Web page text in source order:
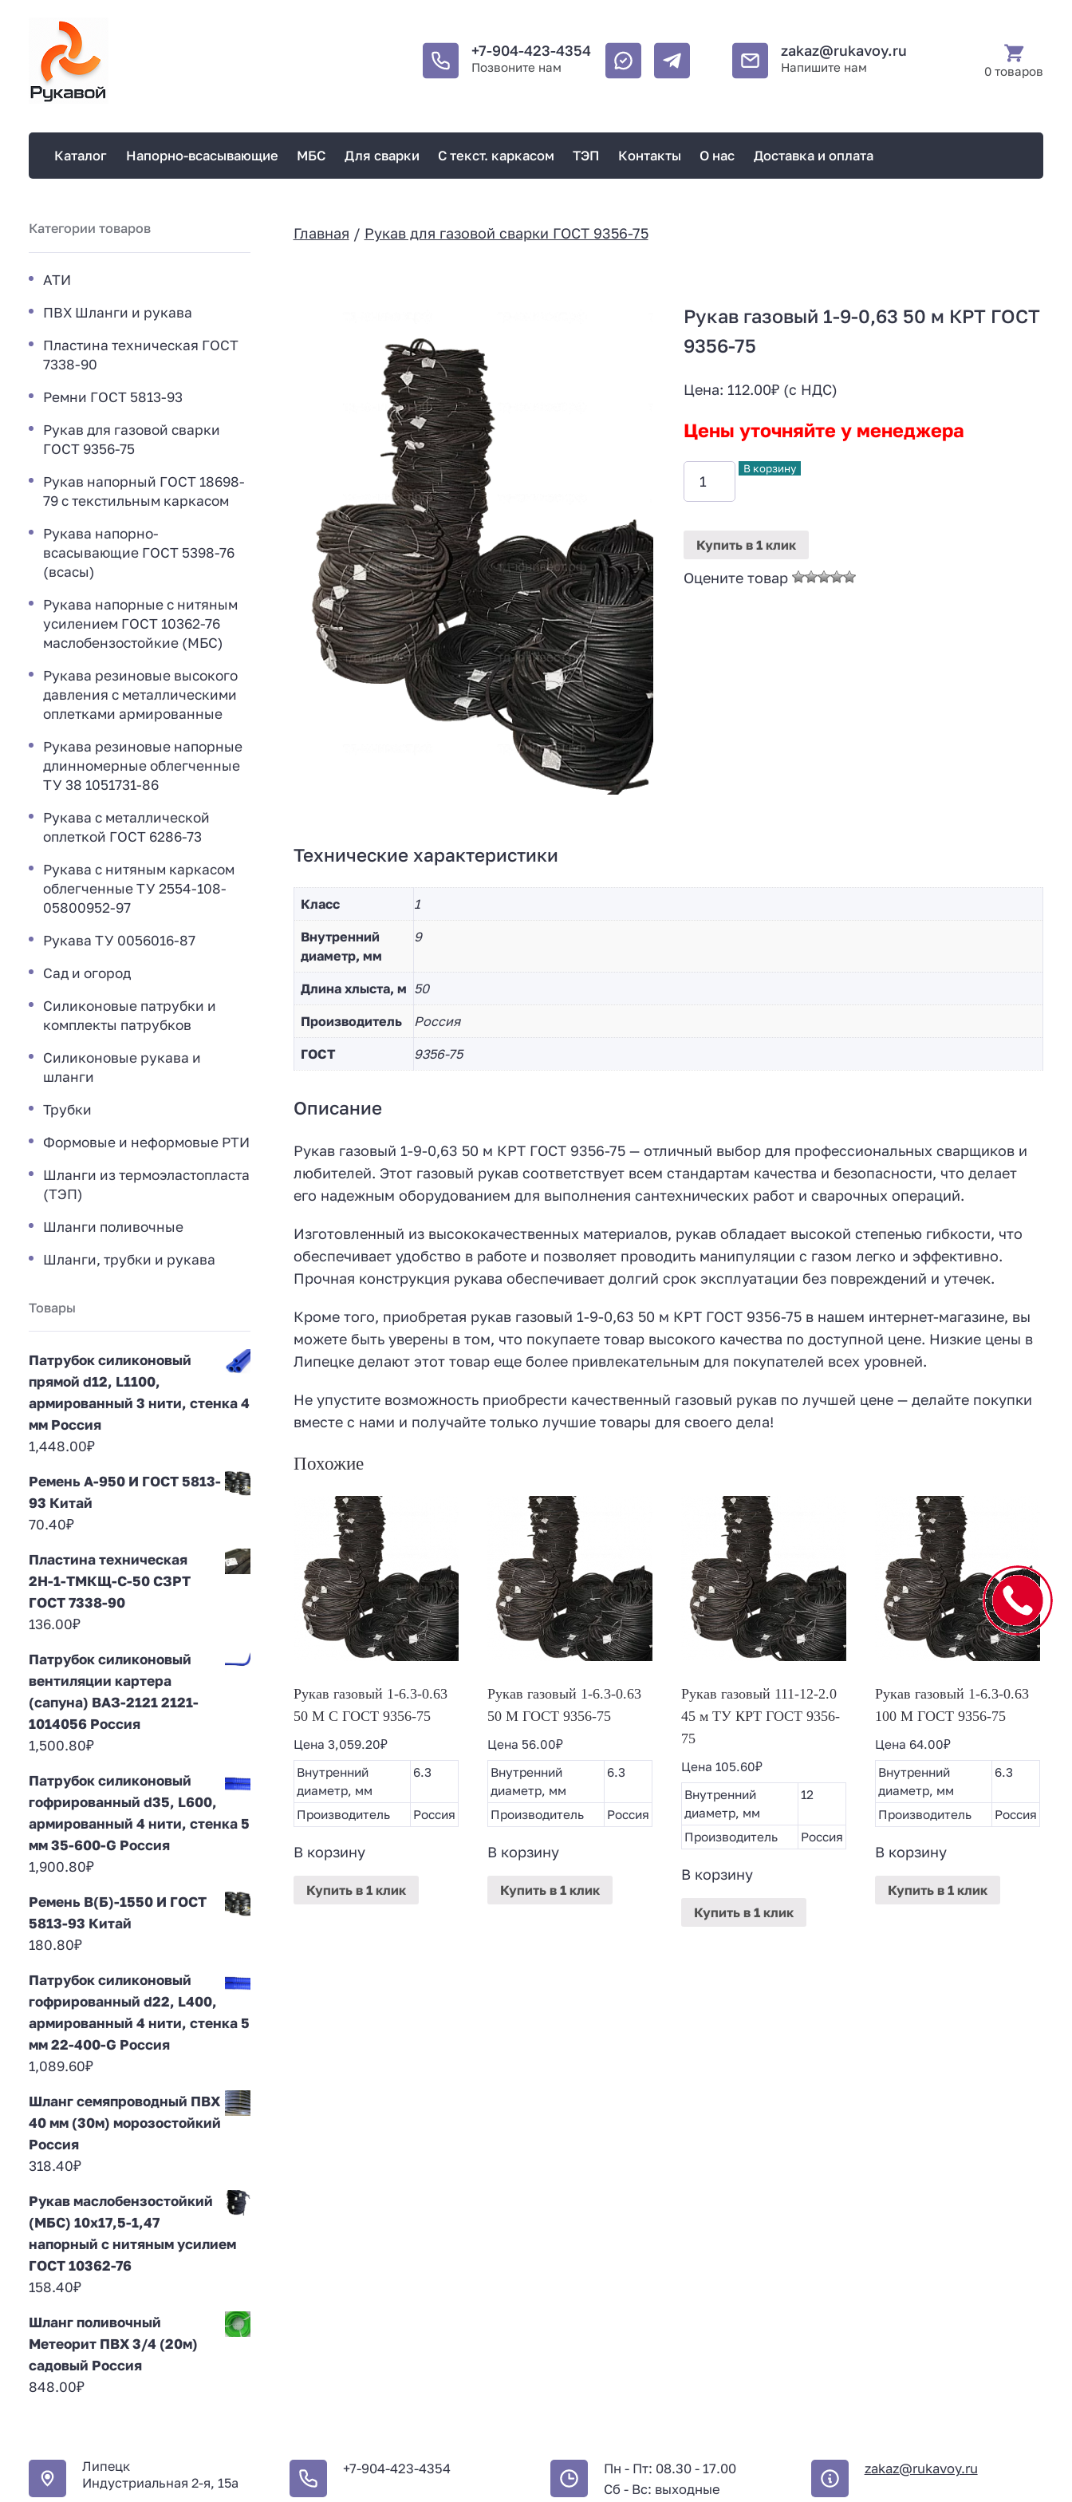
+7-904-423-4354
Позвоните нам
zakaz@rukavoy.ru
Напишите нам 0 товаров
Каталог Напорно-всасывающие МБС Для сварки С текст. каркасом ТЭП Контакты О нас Доставка и оплата
Главная / Рукав для газовой сварки ГОСТ 9356-75
Рукав газовый 1-9-0,63 50 м КРТ ГОСТ
9356-75
Цена: 112.00₽(с НДС)
Цены уточняйте у менеджера
В корзину
Купитьв 1 клик
Оцените товар
Технические характеристики
Класс 1
Внутренний
диаметр, мм
9
Длина хлыста, м 50
Производитель Россия
ГОСТ 9356-75
Описание
Рукав газовый 1-9-0,63 50 м КРТ ГОСТ 9356-75 — отличный выбор для профессиональных сварщиков и
любителей. Этот газовый рукав соответствует всем стандартам качества и безопасности, что делает
его надежным оборудованием для выполнения сантехнических работ и сварочных операций.
Изготовленный из высококачественных материалов, рукав обладает высокой степенью гибкости, что
обеспечивает удобство в работе и позволяет проводить манипуляции с газом легко и эффективно.
Прочная конструкция рукава обеспечивает долгий срок эксплуатации без повреждений и утечек.
Кроме того, приобретая рукав газовый 1-9-0,63 50 м КРТ ГОСТ 9356-75 в нашем интернет-магазине, вы
можете быть уверены в том, что покупаете товар высокого качества по доступной цене. Низкие цены в
Липецке делают этот товар еще более привлекательным для покупателей всех уровней.
Не упустите возможность приобрести качественный газовый рукав по лучшей цене — делайте покупки
вместе с нами и получайте только лучшие товары для своего дела!
Похожие
Рукав газовый 1-6.3-0.63
50 М С ГОСТ 9356-75
Цена 3,059.20₽
Внутренний
диаметр, мм
6.3
Производитель Россия
В корзину
Купитьв 1 клик
Рукав газовый 1-6.3-0.63
50 М ГОСТ 9356-75
Цена 56.00₽
Внутренний
диаметр, мм
6.3
Производитель Россия
В корзину
Купитьв 1 клик
Рукав газовый 111-12-2.0
45 м ТУ КРТ ГОСТ 9356-
75
Цена 105.60₽
Внутренний
диаметр, мм
12
Производитель Россия
В корзину
Купитьв 1 клик
Рукав газовый 1-6.3-0.63
100 М ГОСТ 9356-75
Цена 64.00₽
Внутренний
диаметр, мм
6.3
Производитель Россия
В корзину
Купить в 1 клик
Категории товаров
АТИ
ПВХ Шланги и рукава
Пластина техническая ГОСТ
7338-90
Ремни ГОСТ 5813-93
Рукав для газовой сварки
ГОСТ 9356-75
Рукав напорный ГОСТ 18698-
79 с текстильным каркасом
Рукава напорно-
всасывающие ГОСТ 5398-76
(всасы)
Рукава напорные с нитяным
усилением ГОСТ 10362-76
маслобензостойкие (МБС)
Рукава резиновые высокого
давления с металлическими
оплетками армированные
Рукава резиновые напорные
длинномерные облегченные
ТУ 38 1051731-86
Рукава с металлической
оплеткой ГОСТ 6286-73
Рукава с нитяным каркасом
облегченные ТУ 2554-108-
05800952-97
Рукава ТУ 0056016-87
Сад и огород
Силиконовые патрубки и
комплекты патрубков
Силиконовые рукава и
шланги
Трубки
Формовые и неформовые РТИ
Шланги из термоэластопласта
(ТЭП)
Шланги поливочные
Шланги, трубки и рукава
Товары
Патрубок силиконовый
прямой d12, L1100,
армированный 3 нити, стенка 4
мм Россия
1,448.00₽
Ремень А-950 И ГОСТ 5813-
93 Китай
70.40₽
Пластина техническая
2Н-1-ТМКЩ-С-50 СЗРТ
ГОСТ 7338-90
136.00₽
Патрубок силиконовый
вентиляции картера
(сапуна) ВАЗ-2121 2121-
1014056 Россия
1,500.80₽
Патрубок силиконовый
гофрированный d35, L600,
армированный 4 нити, стенка 5
мм 35-600-G Россия
1,900.80₽
Ремень В(Б)-1550 И ГОСТ
5813-93 Китай
180.80₽
Патрубок силиконовый
гофрированный d22, L400,
армированный 4 нити, стенка 5
мм 22-400-G Россия
1,089.60₽
Шланг семяпроводный ПВХ
40 мм (30м) морозостойкий
Россия
318.40₽
Рукав маслобензостойкий
(МБС) 10х17,5-1,47
напорный с нитяным усилием
ГОСТ 10362-76
158.40₽
Шланг поливочный
Метеорит ПВХ 3/4 (20м)
садовый Россия
848.00₽
Липецк
Индустриальная 2-я, 15а
+7-904-423-4354
Пн - Пт: 08.30 - 17.00
Сб - Вс: выходные
zakaz@rukavoy.ru